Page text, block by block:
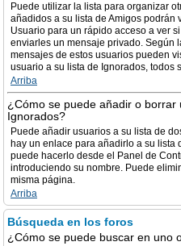
Puede utilizar la lista para organizar
añadidos a su lista de Amigos podrán
Usuario para un rápido acceso a ver
enviarles un mensaje privado. Según
mensajes de estos usuarios pueden
usuario a su lista de Ignorados, todos
Arriba
¿Cómo se puede añadir o borrar
Ignorados?
Puede añadir usuarios a su lista de
hay un enlace para añadirlo a su lista
puede hacerlo desde el Panel de
introduciendo su nombre. Puede
misma página.
Arriba
Búsqueda en los foros
¿Cómo se puede buscar en uno